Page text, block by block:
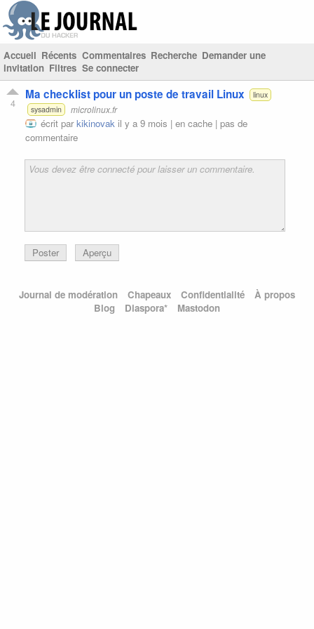
Accueil Récents Commentaires Recherche Demander une
invitation Filtres Se connecter
4
Ma checklist pour un poste de travail Linux
linux
sysadmin
microlinux.fr
écrit parkikinovak il y a 9 mois | en cache | pas de
commentaire
Poster Aperçu
Journal de modération Chapeaux Confidentialité
À propos
Blog
Diaspora* Mastodon